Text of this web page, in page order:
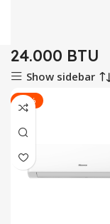
24.000 BTU
Show sidebar
-33%